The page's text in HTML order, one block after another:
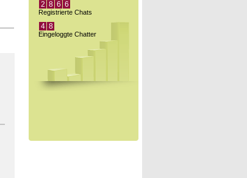
2 8 6 6
Registrierte Chats
4 8
Eingeloggte Chatter